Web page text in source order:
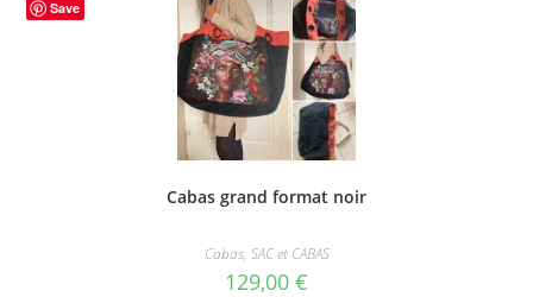
Save
Cabas grand format noir
Cabas, SAC et CABAS
129,00 €